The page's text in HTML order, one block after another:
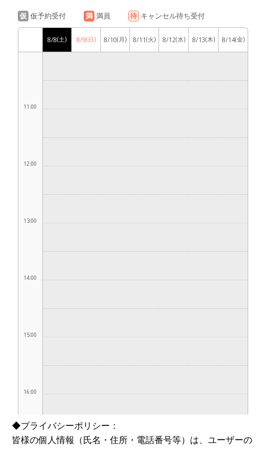
◆プライバシーポリシー：
皆様の個人情報（氏名・住所・電話番号等）は、ユーザーの